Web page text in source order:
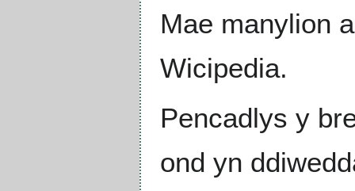
Mae manylion
Wicipedia.
Pencadlys y
ond yn